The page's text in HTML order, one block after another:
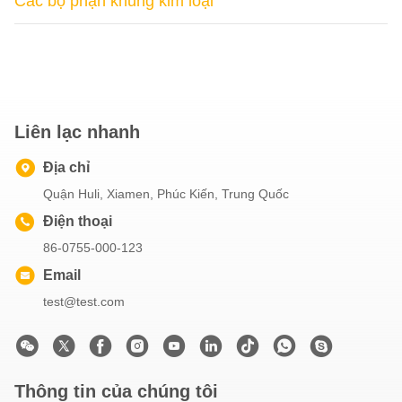
Liên lạc nhanh
Địa chỉ
Quận Huli, Xiamen, Phúc Kiến, Trung Quốc
Điện thoại
86-0755-000-123
Email
test@test.com
Thông tin của chúng tôi